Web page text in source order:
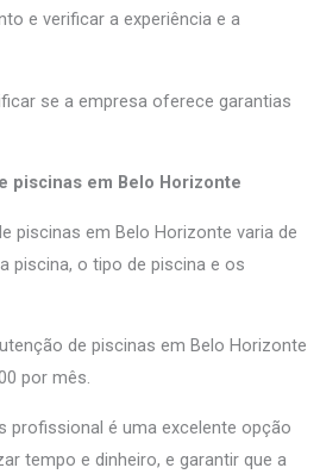
e verificar a experiência e a
se a empresa oferece garantias
piscinas em Belo Horizonte
piscinas em Belo Horizonte varia de
piscina, o tipo de piscina e os
de piscinas em Belo Horizonte
por mês.
profissional é uma excelente opção
tempo e dinheiro, e garantir que a